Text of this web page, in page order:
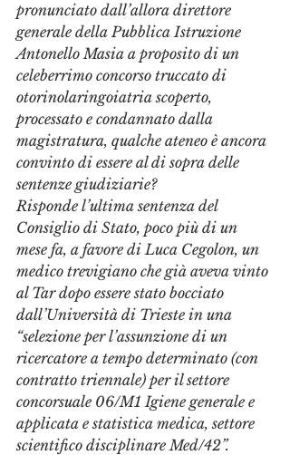
pronunciato dall’allora direttore
generale della Pubblica Istruzione
Antonello Masia a proposito di un
celeberrimo concorso truccato di
otorinolaringoiatria scoperto,
processato e condannato dalla
magistratura, qualche ateneo è ancora
convinto di essere al di sopra delle
sentenze giudiziarie?
Risponde l’ultima sentenza del
Consiglio di Stato, poco più di un
mese fa, a favore di Luca Cegolon, un
medico trevigiano che già aveva vinto
al Tar dopo essere stato bocciato
dall’Università di Trieste in una
“selezione per l’assunzione di un
ricercatore a tempo determinato (con
contratto triennale) per il settore
concorsuale 06/M1 Igiene generale e
applicata e statistica medica, settore
scientifico disciplinare Med/42”.